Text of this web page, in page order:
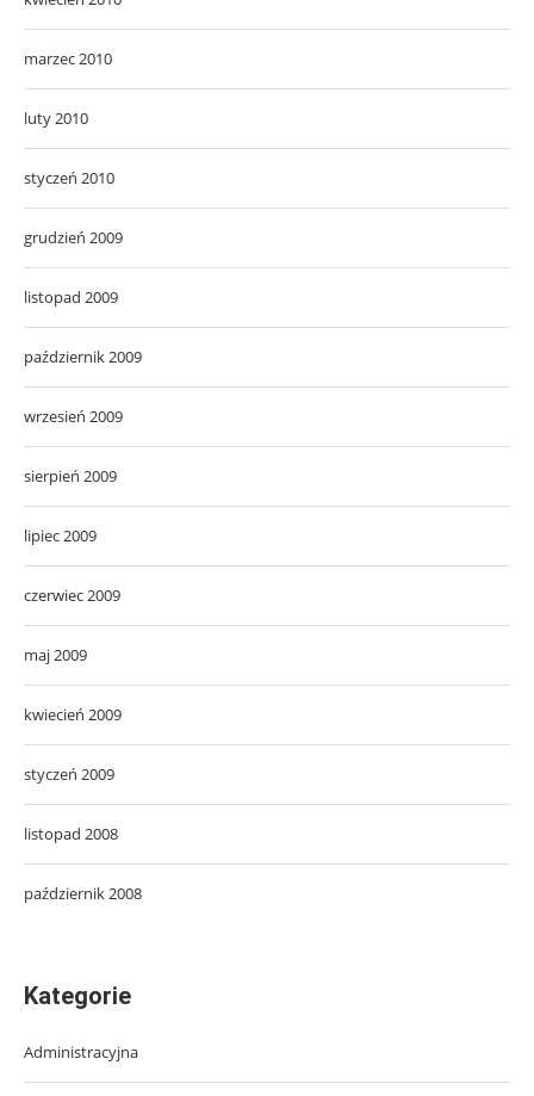
marzec 2010
luty 2010
styczeń 2010
grudzień 2009
listopad 2009
październik 2009
wrzesień 2009
sierpień 2009
lipiec 2009
czerwiec 2009
maj 2009
kwiecień 2009
styczeń 2009
listopad 2008
październik 2008
Kategorie
Administracyjna